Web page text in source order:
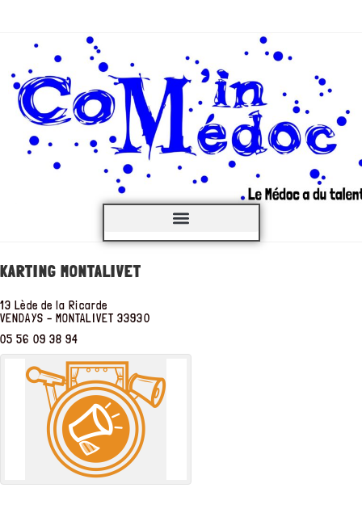
KARTING MONTALIVET
13 Lède de la Ricarde
VENDAYS – MONTALIVET 33930
05 56 09 38 94